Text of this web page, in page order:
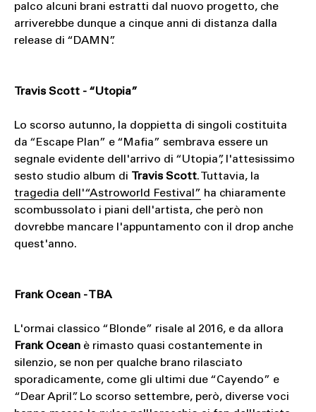
palco alcuni brani estratti dal nuovo progetto, che
arriverebbe dunque a cinque anni di distanza dalla
release di “DAMN”.
Travis Scott - “Utopia”
Lo scorso autunno, la doppietta di singoli costituita
da “Escape Plan” e “Mafia” sembrava essere un
segnale evidente dell'arrivo di “Utopia”, l'attesissimo
sesto studio album di
Travis Scott. Tuttavia, la
tragedia dell'“Astroworld Festival” ha chiaramente
scombussolato i piani dell'artista, che però non
dovrebbe mancare l'appuntamento con il drop anche
quest'anno.
Frank Ocean - TBA
L'ormai classico “Blonde” risale al 2016, e da allora
Frank Oceanè rimasto quasi costantemente in
silenzio, se non per qualche brano rilasciato
sporadicamente, come gli ultimi due “Cayendo” e
“Dear April”. Lo scorso settembre, però, diverse voci